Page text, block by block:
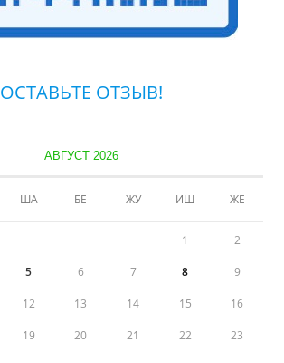
ОСТАВЬТЕ ОТЗЫВ!
АВГУСТ 2026
ША БЕ ЖУ ИШ ЖЕ
1 2
5 6 7 8 9
12 13 14 15 16
19 20 21 22 23